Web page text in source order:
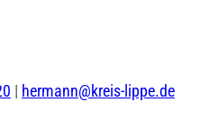
| hermann@kreis-lippe.de